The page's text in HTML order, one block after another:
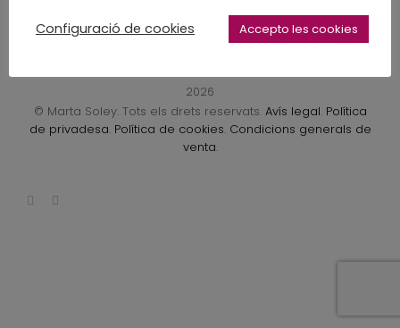
2026
© Marta Soley. Tots els drets reservats. Avís legal. Política
de privadesa. Política de cookies. Condicions generals de
venta.
Configuració de cookies Accepto les cookies